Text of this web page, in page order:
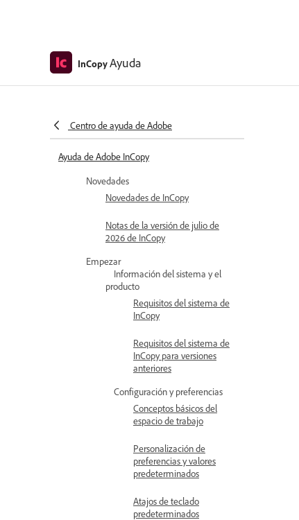
InCopyAyuda
Centro de ayuda de Adobe
Ayuda de Adobe InCopy
Novedades
Novedades de InCopy
Notas de la versión de julio de
2026 de InCopy
Empezar
Información del sistema y el
producto
Requisitos del sistema de
InCopy
Requisitos del sistema de
InCopy para versiones
anteriores
Configuración y preferencias
Conceptos básicos del
espacio de trabajo
Personalización de
preferencias y valores
predeterminados
Atajos de teclado
predeterminados